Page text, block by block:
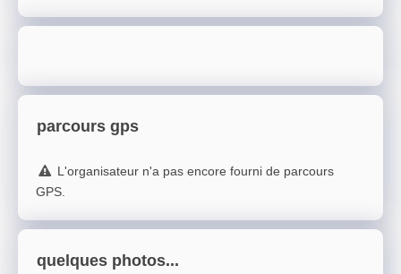
parcours gps
L'organisateur n'a pas encore fourni de parcours
GPS.
quelques photos...